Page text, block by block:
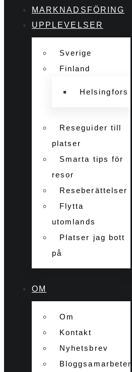
MARKNADSFÖRING
UPPLEVELSER
Sverige
Finland
Helsingfors
Reseguider till
platser
Smarta tips för
resor
Reseberättelser
Flytta
utomlands
Platser jag bott
på
OM
Om
Kontakt
Nyhetsbrev
Bloggsamarbeten